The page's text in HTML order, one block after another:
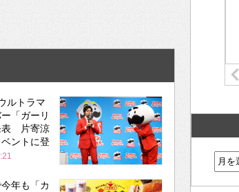
ルトラマ
「ガーリ
表 片寄涼
ントに登
年も「カ